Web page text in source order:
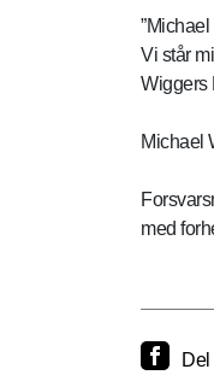
Vi står
Wiggers
Michael
med